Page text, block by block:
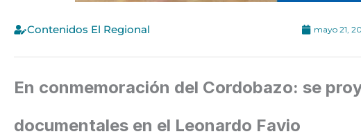
Contenidos El Regional mayo 21,
En conmemoración del Cordobazo: se
documentales en el Leonardo Favio